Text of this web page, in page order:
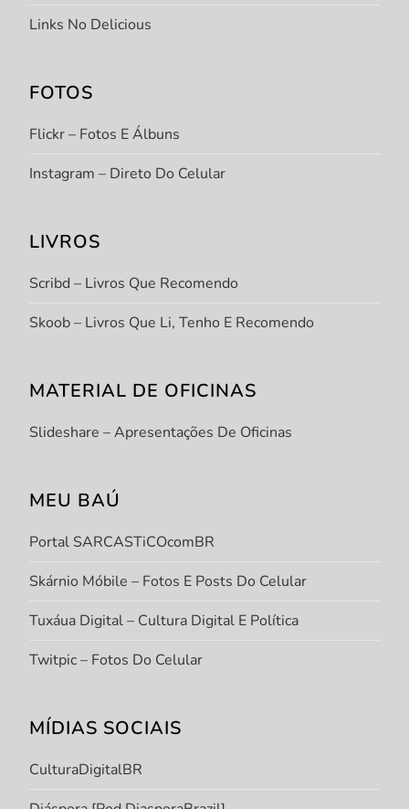
Links No Delicious
FOTOS
Flickr – Fotos E Álbuns
Instagram – Direto Do Celular
LIVROS
Scribd – Livros Que Recomendo
Skoob – Livros Que Li, Tenho E Recomendo
MATERIAL DE OFICINAS
Slideshare – Apresentações De Oficinas
MEU BAÚ
Portal SARCASTiCOcomBR
Skárnio Móbile – Fotos E Posts Do Celular
Tuxáua Digital – Cultura Digital E Política
Twitpic – Fotos Do Celular
MÍDIAS SOCIAIS
CulturaDigitalBR